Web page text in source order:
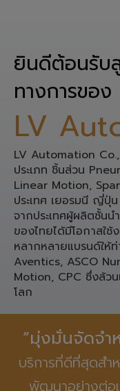
ยินดีต้อนรับ
ทางการของ
LV
LV Automation
ประเภท ชิ้นส่วน
Linear Motion,
ประเทศ เยอรมนี ญี่ปุ่
จากประเทศผู้ผลิตชั้น
ของไทยได้มีโอกาสใ
หลากหลายแบรนด์ให้
Aventics, ASCO
Motion, CPC ซึ่งล้ว
โลก
“มุ่งมั่นจัดจ
บริการที่ดีที่สุดสำ
พัฒนาอย่างต่อ